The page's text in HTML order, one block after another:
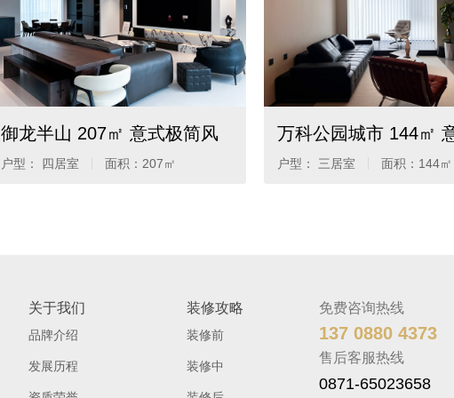
御龙半山 207㎡ 意式极简风
户型： 四居室 面积： 207㎡
万科公园城市 144㎡
奢风
户型： 三居室 面积： 144㎡
关于我们
品牌介绍
发展历程
装修攻略
装修前
装修中
免费咨询热线
137 0880 4373
售后客服热线
0871-65023658